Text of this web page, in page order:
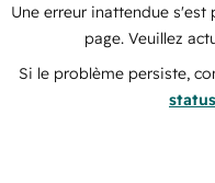
Une erreur inattendue
page. Veuillez
Si le problème persiste,